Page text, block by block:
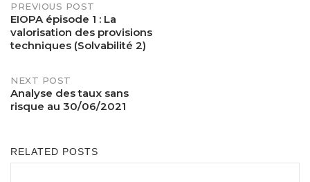
Post
navigation
PREVIOUS POST
EIOPA épisode 1 : La
valorisation des provisions
techniques (Solvabilité 2)
NEXT POST
Analyse des taux sans
risque au 30/06/2021
RELATED POSTS